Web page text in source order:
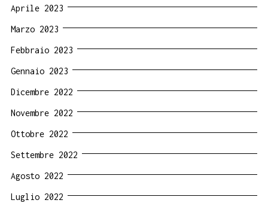
Aprile 2023
Marzo 2023
Febbraio 2023
Gennaio 2023
Dicembre 2022
Novembre 2022
Ottobre 2022
Settembre 2022
Agosto 2022
Luglio 2022